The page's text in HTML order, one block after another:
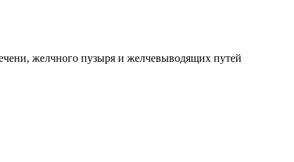
желчного пузыря и желчевыводящих путей